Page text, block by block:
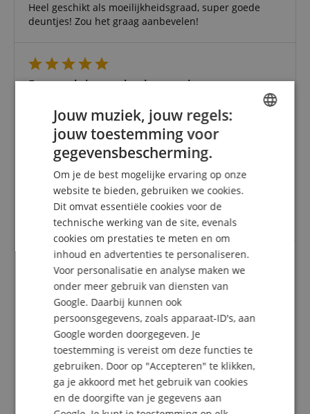
Heel geschikt als moeilijkheidsgraad, super goede
deuntjes! Zou het graag aanbevelen!
Een prachtig nten boek voor piano
Piano Piano 1 licht (met 3 cd's)
Deze beoordeling is automatisch vertaald. Originele taal
geverifieerde aankoop
We moeten het echter nog eens hebben over de term
"gemakkelijk te arrangeren". Als complete beginner
lijken sommige stukken mij nog steeds erg moeilijk.
Dus blader eerst door en kies de echt makkelijke
stukken. Is zeker het geld waard.
Aanbevolen
Beoordeling doorBerndop 21.03.2015
VariantPiano Piano 1 licht (met 3 cd's)
Deze beoordeling is automatisch vertaald. Originele taal
geverifieerde aankoop
Het boek bevat een verscheidenheid aan titels,
klassiek, evergreens, pophits, musical, filmmuziek, in
verschillende moeilijkheidsgraden, maar steeds op
een niveau dat ook eerder beginners en licht
ITALIAN
SPANISH
Jouw muziek, jouw regels:
jouw toestemming voor
gegevensbescherming.
Om je de best mogelijke ervaring op onze
website te bieden, gebruiken we cookies.
Dit omvat essentiële cookies voor de
technische werking van de site, evenals
cookies om prestaties te meten en om
inhoud en advertenties te personaliseren.
Voor personalisatie en analyse maken we
onder meer gebruik van diensten van
Google. Daarbij kunnen ook
persoonsgegevens, zoals apparaat-ID's, aan
Google worden doorgegeven. Je
toestemming is vereist om deze functies te
gebruiken. Door op "Accepteren" te klikken,
ga je akkoord met het gebruik van cookies
en de doorgifte van je gegevens aan